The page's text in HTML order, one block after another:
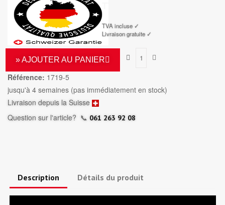
TVA incluse ✓
Livraison gratuite ✓
» AJOUTER AU PANIER
Référence: 1719-5
jusqu'à 4 semaines (pas immédiatement en stock)
Livraison depuis la Suisse
Question sur l'article? 📞 061 263 92 08
Description Détails du produit